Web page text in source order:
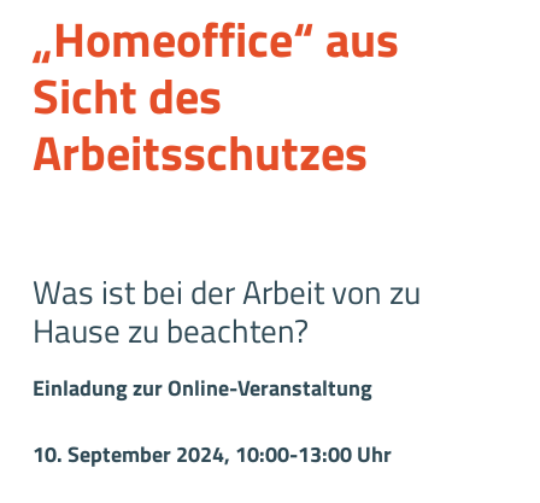
„Homeoffice“ aus
Sicht des
Arbeitsschutzes
Was ist bei der Arbeit von zu
Hause zu beachten?
Einladung zur Online-Veranstaltung
10. September 2024, 10:00-13:00 Uhr